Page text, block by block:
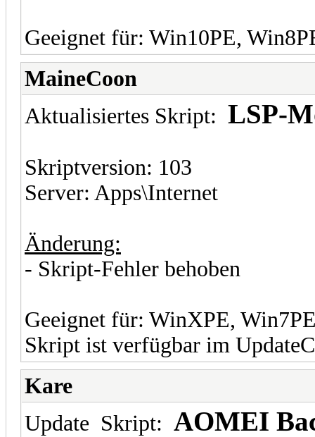
Geeignet für: Win10PE,
MaineCoon
Aktualisiertes Skript: LSP-
Skriptversion: 103
Server: Apps\Internet
Änderung:
- Skript-Fehler behoben
Geeignet für: WinXPE,
Skript ist verfügbar im
Kare
Update Skript: AOMEI